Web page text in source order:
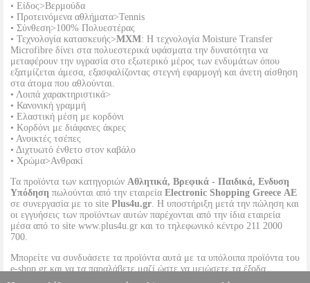
• Είδος>Βερμούδα
• Προτεινόμενα αθλήματα>Tennis
• Σύνθεση>100% Πολυεστέρας
• Τεχνολογία κατασκευής>MXM: Η τεχνολογία Moisture Transfer
Microfibre δίνει στα πολυεστερικά υφάσματα την δυνατότητα να
μεταφέρουν την υγρασία στο εξωτερικό μέρος των ενδυμάτων όπου
εξατμίζεται άμεσα, εξασφαλίζοντας στεγνή εφαρμογή και άνετη αίσθηση
στα άτομα που αθλούνται.
• Λοιπά χαρακτηριστικά>
• Κανονική γραμμή
• Ελαστική μέση με κορδόνι
• Κορδόνι με διάφανες άκρες
• Ανοικτές τσέπες
• Διχτυωτό ένθετο στον καβάλο
• Χρώμα>Ανθρακί
Τα προϊόντα των κατηγοριών Αθλητικά, Βρεφικά - Παιδικά, Ενδυση
Υπόδηση πωλούνται από την εταιρεία Electronic Shopping Greece ΑΕ
σε συνεργασία με το site Plus4u.gr. Η υποστήριξη μετά την πώληση και
οι εγγυήσεις των προϊόντων αυτών παρέχονται από την ίδια εταιρεία
μέσα από το site www.plus4u.gr και το τηλεφωνικό κέντρο 211 2000
700.
Μπορείτε να συνδυάσετε τα προϊόντα αυτά με τα υπόλοιπα προϊόντα του
e-shop.gr και να τα παραλάβετε μαζί ώστε να μειώσετε τα έξοδα
αποστολής. Μπορείτε επίσης να παραλάβετε από οποιοδήποτε eshop